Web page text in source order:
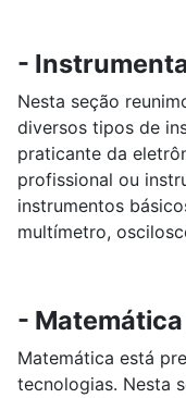
-
Nesta seção
diversos tipos de
praticante da
profissional ou
instrumentos
multímetro,
-
Matemática está
tecnologias. Nesta